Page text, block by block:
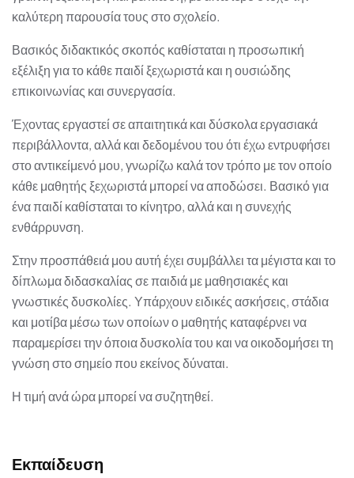
καλύτερη παρουσία τους στο σχολείο.
Βασικός διδακτικός σκοπός καθίσταται η προσωπική
εξέλιξη για το κάθε παιδί ξεχωριστά και η ουσιώδης
επικοινωνίας και συνεργασία.
Έχοντας εργαστεί σε απαιτητικά και δύσκολα εργασιακά
περιβάλλοντα, αλλά και δεδομένου του ότι έχω εντρυφήσει
στο αντικείμενό μου, γνωρίζω καλά τον τρόπο με τον οποίο
κάθε μαθητής ξεχωριστά μπορεί να αποδώσει. Βασικό για
ένα παιδί καθίσταται το κίνητρο, αλλά και η συνεχής
ενθάρρυνση.
Στην προσπάθειά μου αυτή έχει συμβάλλει τα μέγιστα και το
δίπλωμα διδασκαλίας σε παιδιά με μαθησιακές και
γνωστικές δυσκολίες. Υπάρχουν ειδικές ασκήσεις, στάδια
και μοτίβα μέσω των οποίων ο μαθητής καταφέρνει να
παραμερίσει την όποια δυσκολία του και να οικοδομήσει τη
γνώση στο σημείο που εκείνος δύναται.
Η τιμή ανά ώρα μπορεί να συζητηθεί.
Εκπαίδευση